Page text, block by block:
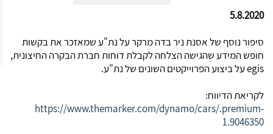
5.8.2020
סיפור נוסף של אסנת ניר בדה מרקר על נת"ע שמאזכר את בקשות
חופש המידע שהגישה הצלחה לקבלת דוחות חברת הבקרה החיצונית,
egisעל ביצוע הפרוייקטים השונים של נת"ע.
לקריאת הדיווח:
https://www.themarker.com/dynamo/cars/.premium-
1.9046350